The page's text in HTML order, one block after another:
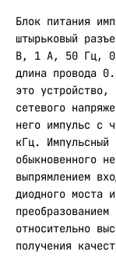
Блок питания
штырьковый
В, 1 А, 50 Гц,
длина провода
это устройство,
сетевого
него импульс с
кГц. Импульсный
обыкновенного
выпрямлением
диодного моста
относительно
получения